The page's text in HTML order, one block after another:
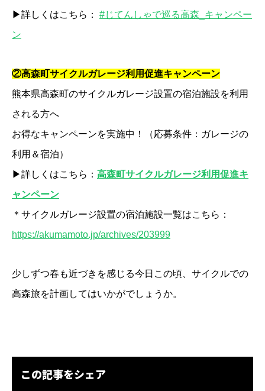
▶詳しくはこちら： #じてんしゃで巡る高森_キャンペー
ン
②高森町サイクルガレージ利用促進キャンペーン
熊本県高森町のサイクルガレージ設置の宿泊施設を利用
される方へ
お得なキャンペーンを実施中！
（応募条件：ガレージの
利用＆宿泊）
▶詳しくはこちら： 高森町サイクルガレージ利用促進キ
ャンペーン
＊サイクルガレージ設置の宿泊施設一覧はこちら：
https://akumamoto.jp/archives/203999
少しずつ春も近づきを感じる今日この頃、サイクルでの
高森旅を計画してはいかがでしょうか。
この記事をシェア